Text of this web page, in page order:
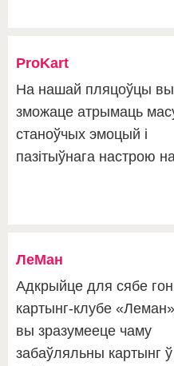
ProKart
На нашай пляцоўцы вы
зможаце атрымаць
станоўчых эмоцый і
пазітыўнага настрою
ЛеМан
Адкрыйце для сябе
картынг-клубе
вы зразумееце чаму
забаўляльны картынг